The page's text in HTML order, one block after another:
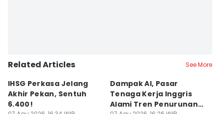
Related Articles See More
IHSG Perkasa Jelang
Akhir Pekan, Sentuh
6.400!
Dampak AI, Pasar
Tenaga Kerja Inggris
Alami Tren Penurunan